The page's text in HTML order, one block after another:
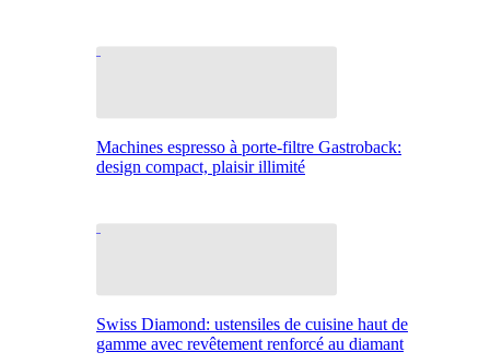
Machines espresso à porte-filtre Gastroback:
design compact, plaisir illimité
Swiss Diamond: ustensiles de cuisine haut de
gamme avec revêtement renforcé au diamant